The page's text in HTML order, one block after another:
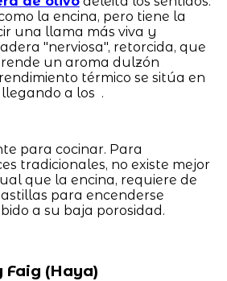
la encina, pero tiene la
una llama más viva y
"nerviosa", retorcida, que
un aroma dulzón
térmico se sitúa en
a los .
para cocinar. Para
tradicionales, no existe mejor
que la encina, requiere de
para encenderse
a su baja porosidad.
Faig (Haya)